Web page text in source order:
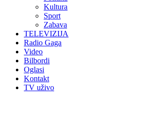
Kultura
Sport
Zabava
TELEVIZIJA
Radio Gaga
Video
Bilbordi
Oglasi
Kontakt
TV uživo